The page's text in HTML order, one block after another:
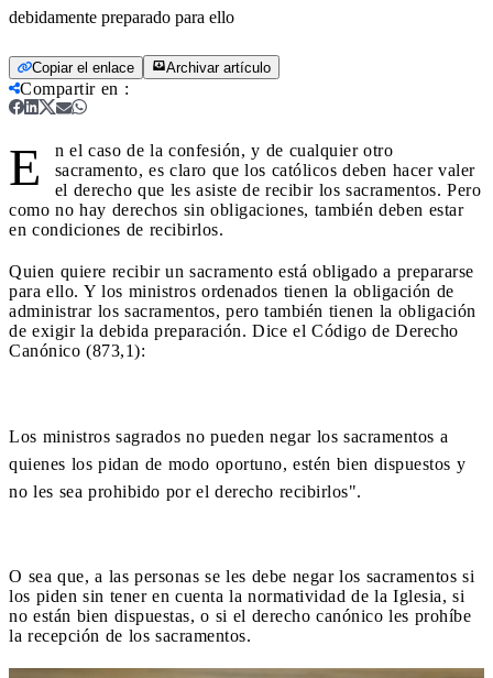
debidamente preparado para ello
Copiar el enlace Archivar artículo
Compartir en :
E
n el caso de la confesión, y de cualquier otro
sacramento, es claro que los católicos deben hacer valer
el derecho que les asiste de recibir los sacramentos. Pero
como no hay derechos sin obligaciones, también deben estar
en condiciones de recibirlos.
Quien quiere recibir un sacramento está obligado a prepararse
para ello. Y los ministros ordenados tienen la obligación de
administrar los sacramentos, pero también tienen la obligación
de exigir la debida preparación. Dice el Código de Derecho
Canónico (873,1):
Los ministros sagrados no pueden negar los sacramentos a
quienes los pidan de modo oportuno, estén bien dispuestos y
no les sea prohibido por el derecho recibirlos".
O sea que, a las personas se les debe negar los sacramentos si
los piden sin tener en cuenta la normatividad de la Iglesia, si
no están bien dispuestas, o si el derecho canónico les prohíbe
la recepción de los sacramentos.